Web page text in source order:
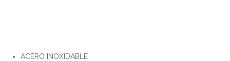
ACERO INOXIDABLE